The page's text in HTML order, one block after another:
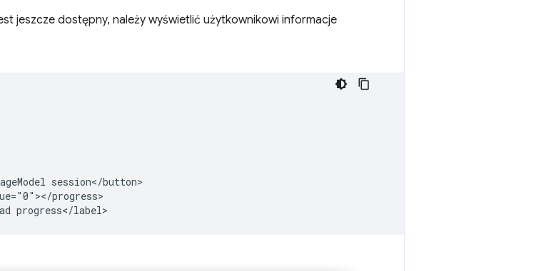
jeszcze dostępny, należy wyświetlić użytkownikowi informacje
session</button>
progress>